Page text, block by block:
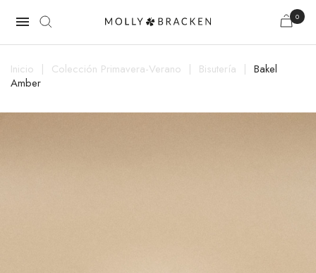
 0
Inicio Colección Primavera-Verano Bisutería
Bakel
Amber